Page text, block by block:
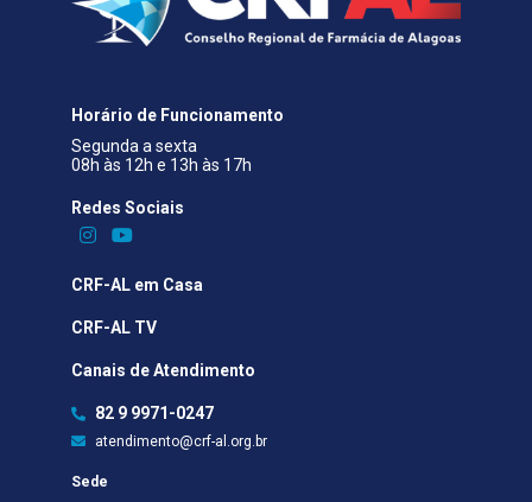
Horário de Funcionamento
Segunda a sexta
08h às 12h e 13h às 17h
Redes Sociais​
CRF-AL em Casa
CRF-AL TV
Canais de Atendimento
82 9 9971-0247
atendimento@crf-al.org.br
Sede